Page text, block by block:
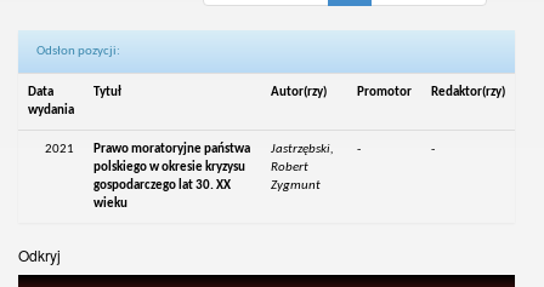
Odsłon pozycji:
Data
wydania
Tytuł Autor(rzy) Promotor Redaktor(rzy)
2021
Prawo moratoryjne państwa
polskiego w okresie kryzysu
gospodarczego lat 30. XX
wieku
Jastrzębski,
Robert
Zygmunt
- -
Odkryj